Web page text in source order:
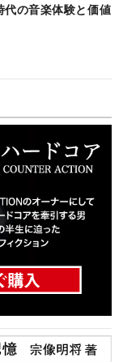
代の音楽体験と価値